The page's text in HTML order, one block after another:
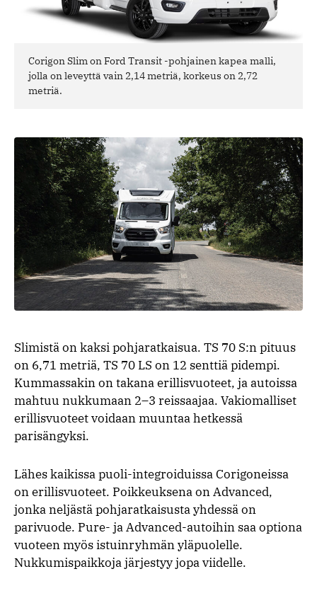
Corigon Slim on Ford Transit -pohjainen kapea malli,
jolla on leveyttä vain 2,14 metriä, korkeus on 2,72
metriä.
Slimistä on kaksi pohjaratkaisua. TS 70 S:n pituus
on 6,71 metriä, TS 70 LS on 12 senttiä pidempi.
Kummassakin on takana erillisvuoteet, ja autoissa
mahtuu nukkumaan 2–3 reissaajaa. Vakiomalliset
erillisvuoteet voidaan muuntaa hetkessä
parisängyksi.
Lähes kaikissa puoli-integroiduissa Corigoneissa
on erillisvuoteet. Poikkeuksena on Advanced,
jonka neljästä pohjaratkaisusta yhdessä on
parivuode. Pure- ja Advanced-autoihin saa optiona
vuoteen myös istuinryhmän yläpuolelle.
Nukkumispaikkoja järjestyy jopa viidelle.